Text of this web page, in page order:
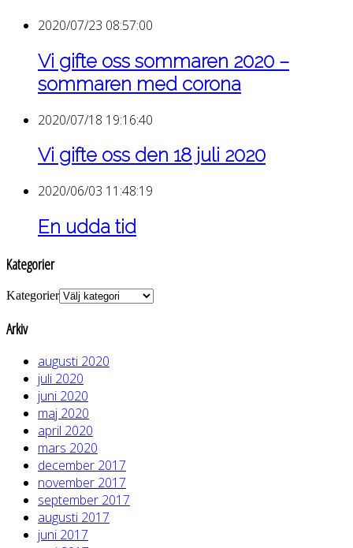
2020/07/23 08:57:00
Vi gifte oss sommaren 2020 –
sommaren med corona
2020/07/18 19:16:40
Vi gifte oss den 18 juli 2020
2020/06/03 11:48:19
En udda tid
Kategorier
Kategorier
Arkiv
augusti 2020
juli 2020
juni 2020
maj 2020
april 2020
mars 2020
december 2017
november 2017
september 2017
augusti 2017
juni 2017